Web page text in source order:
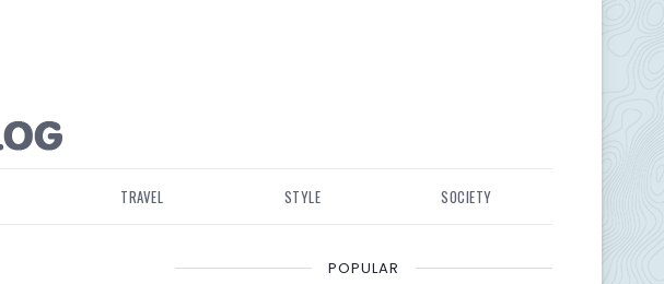
TRAVEL STYLE SOCIETY
POPULAR